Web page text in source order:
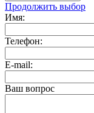
Продолжить выбор
Имя:
Телефон:
E-mail:
Ваш вопрос